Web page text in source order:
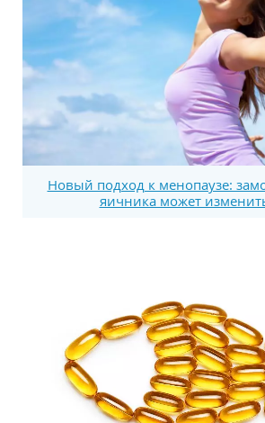
Новый подход к менопаузе:
яичника может